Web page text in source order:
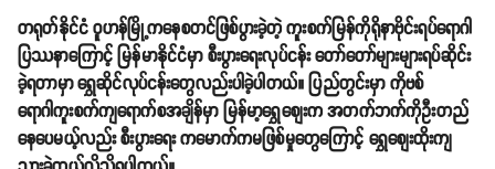
တရုတ်နိုင်ငံ ဝူဟန်မြို့ကနေစတင်ဖြစ်ပွားခဲ့တဲ့ ကူးစက်မြန်ကိုရိုနာဗိုင်းရပ်ရောဂါ
ပြဿနာကြောင့် မြန်မာနိုင်ငံမှာ စီးပွားရေးလုပ်ငန်း တော်တော်များများရပ်ဆိုင်း
ခဲ့ရတာမှာ ရွှေဆိုင်လုပ်ငန်းတွေလည်းပါခဲ့ပါတယ်။ ပြည်တွင်းမှာ ကိုဗစ်
ရောဂါကူးစက်ကျရောက်စအချိန်မှာ မြန်မာ့ရွှေစျေးက အတက်ဘက်ကိုဦးတည်
နေပေမယ့်လည်း စီးပွားရေး ကမောက်ကမဖြစ်မှုတွေကြောင့် ရွှေစျေးထိုးကျ